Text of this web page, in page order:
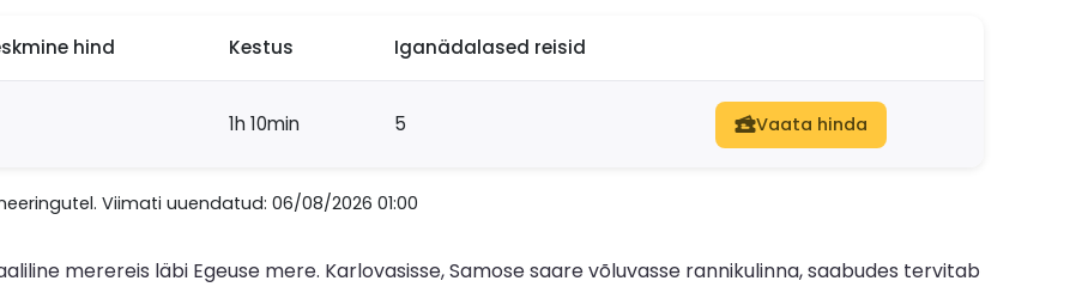
hind Kestus Iganädalased reisid
1h 10min 5 Vaata hinda
Viimati uuendatud: 06/08/2026 01:00
merereis läbi Egeuse mere. Karlovasisse, Samose saare võluvasse rannikulinna, saabudes tervitab